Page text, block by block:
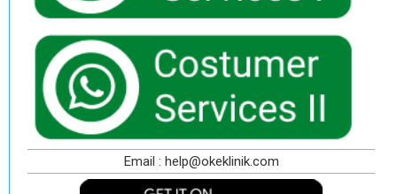
Email : help@okeklinik.com